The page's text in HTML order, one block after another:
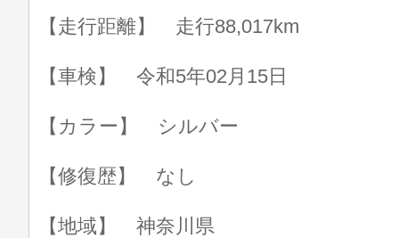
【走行距離】 走行88,017km
【車検】 令和5年02月15日
【カラー】 シルバー
【修復歴】 なし
【地域】 神奈川県